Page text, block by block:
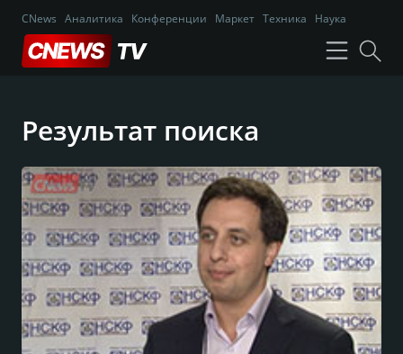
CNews Аналитика Конференции Маркет Техника Наука
Результат поиска